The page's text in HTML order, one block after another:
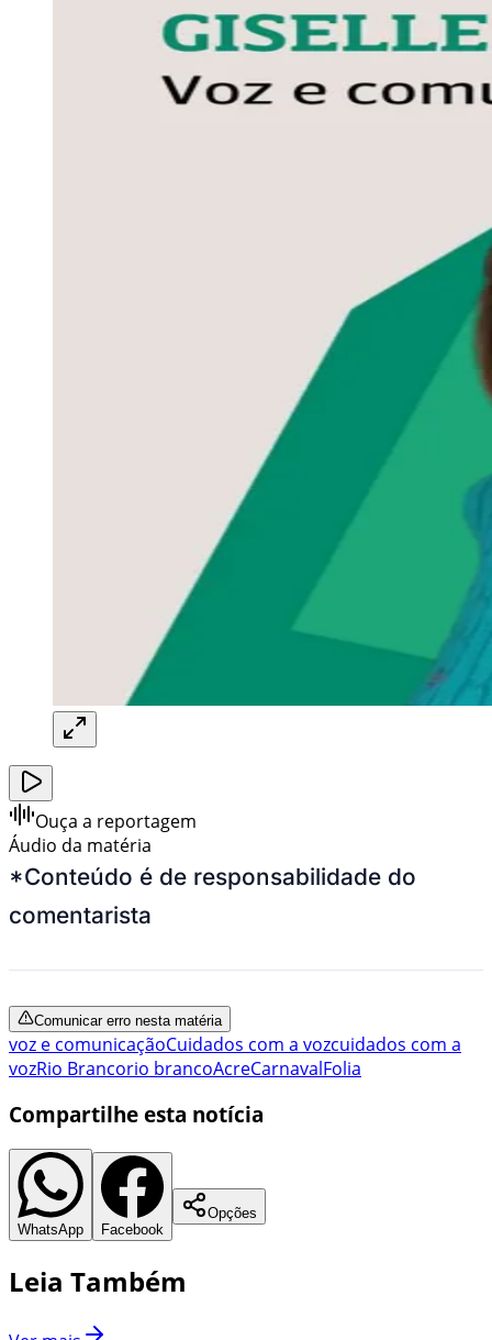
Ouça a reportagem
Áudio da matéria
*Conteúdo é de responsabilidade do
comentarista
Comunicar erro nesta matéria
voz e comunicaçãoCuidados com a vozcuidados com a
vozRio Brancorio brancoAcreCarnavalFolia
Compartilhe esta notícia
WhatsApp Facebook
Opções
Leia Também